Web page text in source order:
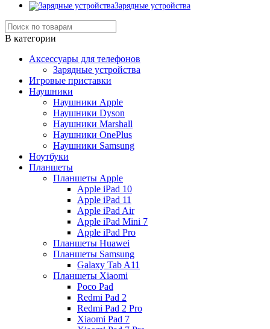
Зарядные устройства
В категории
Аксессуары для телефонов
Зарядные устройства
Игровые приставки
Наушники
Наушники Apple
Наушники Dyson
Наушники Marshall
Наушники OnePlus
Наушники Samsung
Ноутбуки
Планшеты
Планшеты Apple
Apple iPad 10
Apple iPad 11
Apple iPad Air
Apple iPad Mini 7
Apple iPad Pro
Планшеты Huawei
Планшеты Samsung
Galaxy Tab A11
Планшеты Xiaomi
Poco Pad
Redmi Pad 2
Redmi Pad 2 Pro
Xiaomi Pad 7